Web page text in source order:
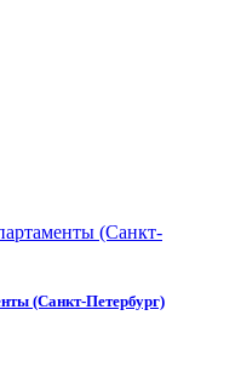
(Санкт-Петербург)